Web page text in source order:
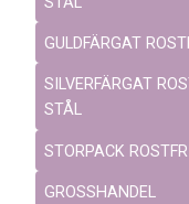
GULDFÄRGAT
SILVERFÄRGAT
STÅL
STORPACK
GROSSHANDEL